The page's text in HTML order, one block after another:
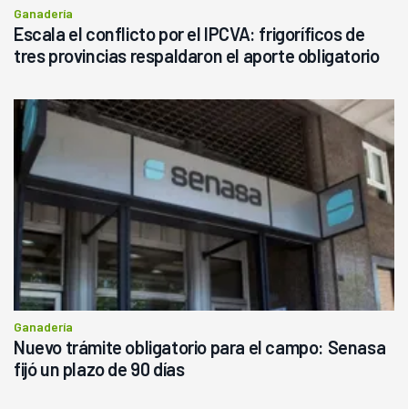
Ganadería
Escala el conflicto por el IPCVA: frigoríficos de
tres provincias respaldaron el aporte obligatorio
Ganadería
Nuevo trámite obligatorio para el campo: Senasa
fijó un plazo de 90 días